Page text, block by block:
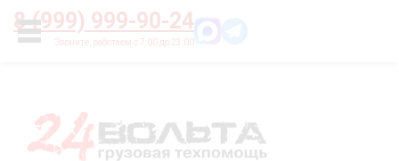
8 (999) 999-90-24
УСЛУГИ
Главная О нас Цены